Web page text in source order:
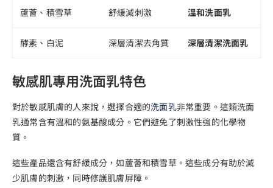
蘆薈、積雪草 舒緩減刺激 溫和洗面乳
酵素、白泥 深層清潔去角質 深層清潔洗面乳
敏感肌專用洗面乳特色
對於敏感肌膚的人來說，選擇合適的洗面乳非常重要。這類洗面
乳通常含有溫和的氨基酸成分。它們避免了刺激性強的化學物
質。
這些產品還含有舒緩成分，如蘆薈和積雪草。這些成分有助於減
少肌膚的刺激，同時修護肌膚屏障。